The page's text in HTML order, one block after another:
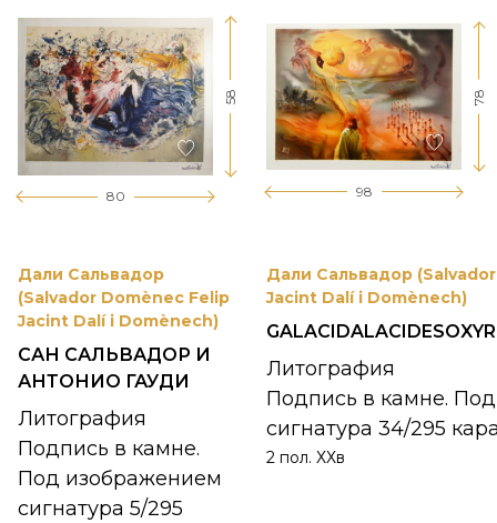
80
58
Дали Сальвадор
(Salvador Domènec Felip
Jacint Dalí i Domènech)
САН САЛЬВАДОР И
АНТОНИО ГАУДИ
Литография
Подпись в камне.
Под изображением
сигнатура 5/295
98
78
Дали Сальвадор
Jacint Dalí i Domènech)
Литография
Подпись в камне.
сигнатура 34/295
2 пол. ХХв